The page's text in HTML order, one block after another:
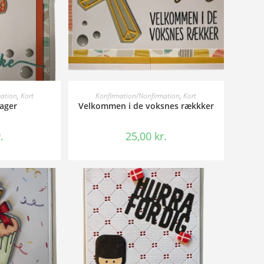
, Kort TILFØJ TIL KURV
Konfirmation/Nonfirmation,Kort
Velkommen i de voksnes rækkker
25,00 kr.